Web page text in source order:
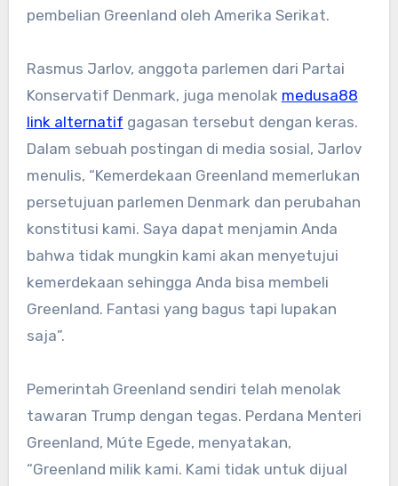
pembelian Greenland oleh Amerika Serikat.
Rasmus Jarlov, anggota parlemen dari Partai
Konservatif Denmark, juga menolak medusa88
link alternatif gagasan tersebut dengan keras.
Dalam sebuah postingan di media sosial, Jarlov
menulis, “Kemerdekaan Greenland memerlukan
persetujuan parlemen Denmark dan perubahan
konstitusi kami. Saya dapat menjamin Anda
bahwa tidak mungkin kami akan menyetujui
kemerdekaan sehingga Anda bisa membeli
Greenland. Fantasi yang bagus tapi lupakan
saja”.
Pemerintah Greenland sendiri telah menolak
tawaran Trump dengan tegas. Perdana Menteri
Greenland, Múte Egede, menyatakan,
“Greenland milik kami. Kami tidak untuk dijual